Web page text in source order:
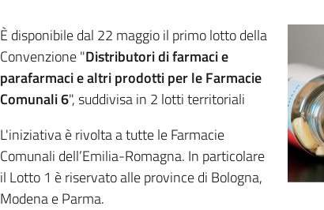
Introduzione
È disponibile dal 22 maggio il primo lotto della
Convenzione "Distributori di farmaci e
parafarmaci e altri prodotti per le Farmacie
Comunali 6", suddivisa in 2 lotti territoriali
L'iniziativa è rivolta a tutte le Farmacie
Comunali dell’Emilia-Romagna. In particolare
il Lotto 1 è riservato alle province di Bologna,
Modena e Parma.